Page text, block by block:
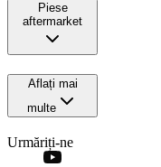
Piese
aftermarket
Aflați mai
multe
Urmăriți-ne